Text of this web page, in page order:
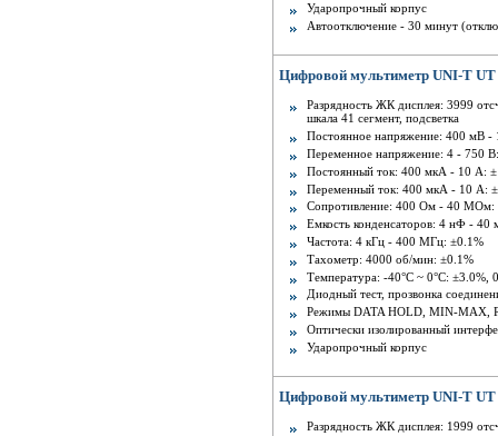
Ударопрочный корпус
Автоотключение - 30 минут
Цифровой мультиметр UNI-T UT
Разрядность ЖК дисплея: 3999
шкала 41 сегмент, подсветка
Постоянное напряжение: 400 мВ -
Переменное напряжение: 4 - 750
Постоянный ток: 400 мкА - 10 A:
Переменный ток: 400 мкА - 10 A:
Сопротивление: 400 Ом - 40 МОм:
Емкость конденсаторов: 4 нФ - 40
Частота: 4 кГц - 400 МГц: ±0.1%
Тахометр: 4000 об/мин: ±0.1%
Температура: -40°С ~ 0°С: ±3.0%,
Диодный тест, прозвонка
Режимы DATA HOLD, MIN-MAX,
Оптически изолированный
Ударопрочный корпус
Цифровой мультиметр UNI-T UT
Разрядность ЖК дисплея: 1999